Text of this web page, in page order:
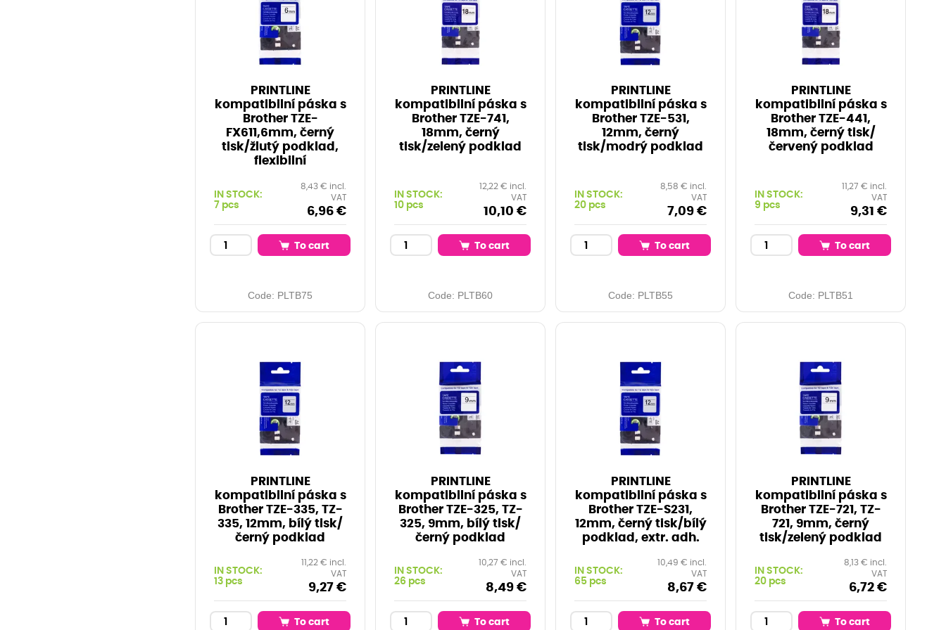
PRINTLINE
kompatibilní páska s
Brother TZE-
FX611,6mm, černý
tisk/žlutý podklad,
flexibilní
IN STOCK:
7 pcs
8,43 € incl.
VAT
6,96 €
To cart
Code: PLTB75
PRINTLINE
kompatibilní páska s
Brother TZE-741,
18mm, černý
tisk/zelený podklad
IN STOCK:
10 pcs
12,22 € incl.
VAT
10,10 €
To cart
Code: PLTB60
PRINTLINE
kompatibilní páska s
Brother TZE-531,
12mm, černý
tisk/modrý podklad
IN STOCK:
20 pcs
8,58 € incl.
VAT
7,09 €
To cart
Code: PLTB55
PRINTLINE
kompatibilní páska s
Brother TZE-441,
18mm, černý tisk/
červený podklad
IN STOCK:
9 pcs
11,27 € incl.
VAT
9,31 €
To cart
Code: PLTB51
PRINTLINE
kompatibilní páska s
Brother TZE-335, TZ-
335, 12mm, bílý tisk/
černý podklad
IN STOCK:
13 pcs
11,22 € incl.
VAT
9,27 €
To cart
PRINTLINE
kompatibilní páska s
Brother TZE-325, TZ-
325, 9mm, bílý tisk/
černý podklad
IN STOCK:
26 pcs
10,27 € incl.
VAT
8,49 €
To cart
PRINTLINE
kompatibilní páska s
Brother TZE-S231,
12mm, černý tisk/bílý
podklad, extr. adh.
IN STOCK:
65 pcs
10,49 € incl.
VAT
8,67 €
To cart
PRINTLINE
kompatibilní páska s
Brother TZE-721, TZ-
721, 9mm, černý
tisk/zelený podklad
IN STOCK:
20 pcs
8,13 € incl.
VAT
6,72 €
To cart